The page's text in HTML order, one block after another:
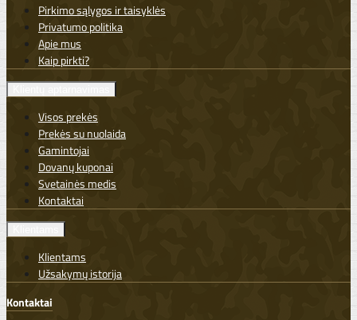
Pirkimo sąlygos ir taisyklės
Privatumo politika
Apie mus
Kaip pirkti?
Visos prekės
Prekės su nuolaida
Gamintojai
Dovanų kuponai
Svetainės medis
Kontaktai
Klientams
Užsakymų istorija
Kontaktai